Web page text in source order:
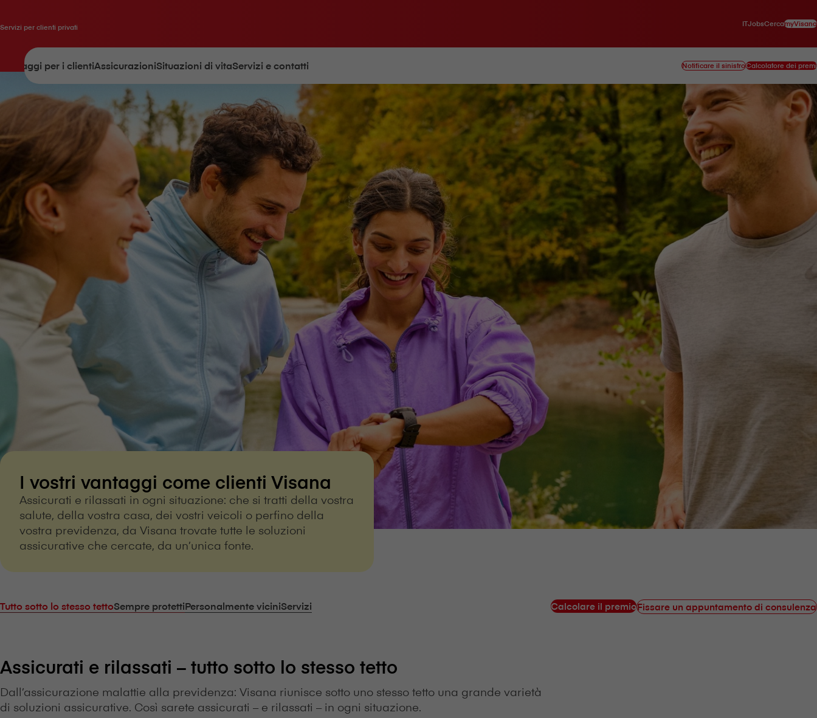
Servizi per clienti privati ITJobsCercamyVisana
Vantaggi per i clientiAssicurazioniSituazioni di vitaServizi e contatti Notificare il sinistroCalcolatore dei premi
I vostri vantaggi come clienti V⁠i⁠s⁠a⁠n⁠a
Assicurati e rilassati in ogni situazione: che si tratti della vostra
salute, della vostra casa, dei vostri veicoli o perfino della
vostra previdenza, da V⁠i⁠s⁠a⁠n⁠a trovate tutte le soluzioni
assicurative che cercate, da un’unica fonte.
Tutto sotto lo stesso tettoSempre protettiPersonalmente viciniServizi Calcolare il premioFissare un appuntamento di consulenza
Assicurati e rilassati – tutto sotto lo stesso tetto
Dall’assicurazione malattie alla previdenza: V⁠i⁠s⁠a⁠n⁠a riunisce sotto uno stesso tetto una grande varietà
di soluzioni assicurative. Così sarete assicurati – e rilassati – in ogni situazione.